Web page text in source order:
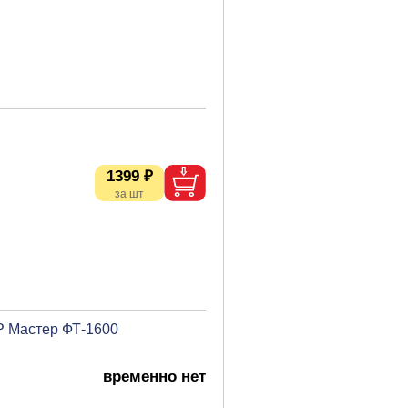
1399 ₽
Мастер ФТ-1600
временно нет